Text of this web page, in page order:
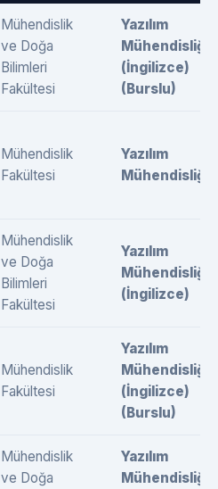
Mühendislik
ve Doğa
Bilimleri
Fakültesi
Yazılım
Mühendisliği
(İngilizce)
(Burslu)
Mühendislik
Fakültesi
Yazılım
Mühendisliği
Mühendislik
ve Doğa
Bilimleri
Fakültesi
Yazılım
Mühendisliği
(İngilizce)
Mühendislik
Fakültesi
Yazılım
Mühendisliği
(İngilizce)
(Burslu)
Mühendislik
ve Doğa
Yazılım
Mühendisliği